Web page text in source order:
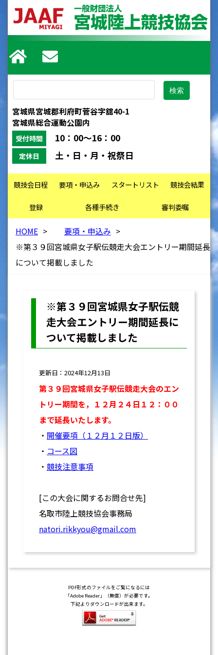
宮城県宮城郡利府町菅谷字舘40-1
宮城県総合運動公園内
受付時間 10：00～16：00
定休日 土・日・月・祝祭日
競技会日程 要項・申込み スタートリスト 競技会結果
登録 各種手続き 審判委嘱
HOME > 要項・申込み >
※第３９回宮城県女子駅伝競走大会エントリー期間延長
について掲載しました
※第３９回宮城県女子駅伝競
走大会エントリー期間延長に
ついて掲載しました
更新日：2024年12月13日
第３９回宮城県女子駅伝競走大会のエン
トリー期間を， １２月２４日１２：００
まで延長いたします。
・ 開催要項（１２月１２日版）
・ コース図
・ 競技注意事項
[この大会に関するお問合せ先]
名取市陸上競技協会事務局
natori.rikkyou@gmail.com
PDF形式のファイルをご覧になるには
「Adobe Reader」（無償）が必要です。
下記よりダウンロードが出来ます。